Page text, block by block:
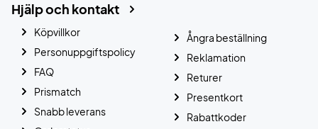
Hjälp och kontakt
Köpvillkor
Personuppgiftspolicy
FAQ
Prismatch
Snabb leverans
Ångra beställning
Reklamation
Returer
Presentkort
Rabattkoder